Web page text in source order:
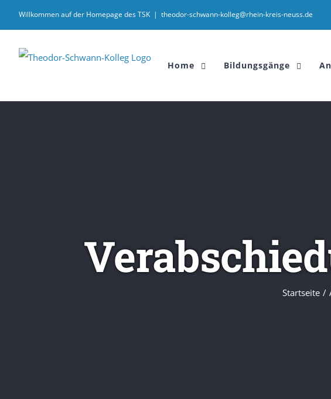
Willkommen auf der Homepage des TSK | theodor-schwann-kolleg@rhein-kreis-neuss.de
Home Bildungsgänge
Startseite /